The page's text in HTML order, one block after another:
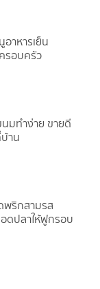
าหารเย็น
รอบครัว
มทำง่าย ขายดี
าน
พริกสามรส
ดปลาให้ฟูกรอบ